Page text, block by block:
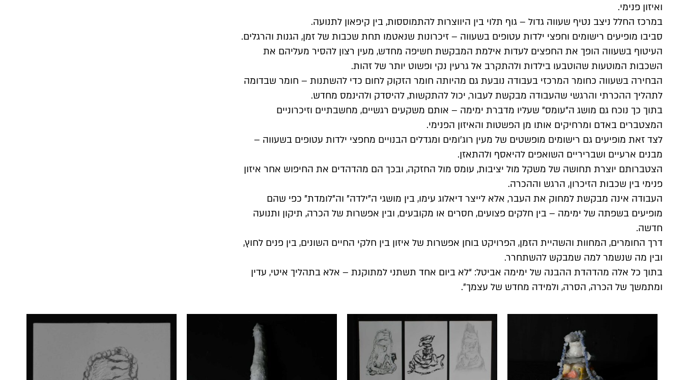
ואיזון פנימי.
במרכז החלל ניצב נטיף שעווה גדול – גוף תלוי בין היווצרות להתמוססות, בין קיפאון לתנועה.
סביבו מופיעים רישומים וחפצי ילדות עטופים בשעווה – זיכרונות שנאטמו תחת שכבות של זמן, הגנות והרגלים.
העיטוף בשעווה הופך את החפצים לעדות אילמת המבקשת חשיפה מחדש, מעין רצון להסיר מעליהם את
השכבות המוטעות שהוטבעו בילדות ולהתקרב אל גרעין נקי ופשוט יותר של זהות.
הבחירה בשעווה כחומר המרכזי בעבודה נובעת גם מהיותה חומר הזקוק לחום כדי להשתנות – חומר שבדומה
לתהליך ההכרתי והרגשי שהעבודה מבקשת לעבור, יכול להתקשות, להיסדק ולהינמס מחדש.
בתוך כך נוכח גם מושג ה"עומס" שעליו מדברת ימימה – אותם משקעים רגשיים, מחשבתיים וזיכרוניים
המצטברים באדם ומרחיקים אותו מן הפשטות והאיזון הפנימי.
לצד זאת מופיעים גם רישומים מופשטים של מעין רוג'ומים ומגדלים הבנויים מחפצי ילדות עטופים בשעווה –
מבנים ארעיים ושבריריים השואפים להיאסף ולהתאזן.
הצטברותם יוצרת תחושה של משקל מול יציבות, עומס מול החזקה, ובכך הם מהדהדים את החיפוש אחר איזון
פנימי בין שכבות הזיכרון, הרגש וההכרה.
העבודה אינה מבקשת למחוק את העבר, אלא לייצר דיאלוג עימו, בין מושגי ה"ילדה" וה"לומדת" כפי שהם
מופיעים בשפתה של ימימה – בין חלקים פצועים, חסרים או מקובעים, ובין אפשרות של הכרה, תיקון ותנועה
חדשה.
דרך החומרים, המחוות והשהיית הזמן, הפרויקט בוחן אפשרות של איזון בין חלקי החיים השונים, בין פנים לחוץ,
ובין מה שנשמר למה שמבקש להשתחרר.
בתוך כל אלה מהדהדת ההבנה של ימימה אביטל: “לא ביום אחד תשתני למתוקנת – אלא בתהליך איטי, עדין
ומתמשך של הכרה, הסרה, ולמידה מחדש של עצמך״.